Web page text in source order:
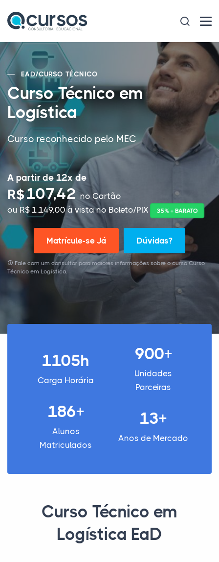
EAD/CURSO TÉCNICO
Curso Técnico em
Logística
Curso reconhecido pelo MEC
A partir de 12x de
R$107,42no Cartão
ou R$ 1.149,00 à vista no Boleto/PIX
35% + BARATO
Matrícule-se Já Dúvidas?
Fale com um consultor para maiores informações sobre o curso Curso
Técnico em Logística.
1105h
Carga Horária
900+
Unidades
Parceiras
186+
Alunos
Matriculados
13+
Anos de Mercado
Curso Técnico em
Logística EaD